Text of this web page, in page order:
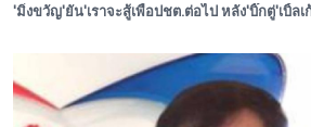
'มิ่งขวัญ'ยัน'เราจะสู้เพื่อปชต.ต่อไป หลัง'บิ๊กตู่'เบิ้ลเ